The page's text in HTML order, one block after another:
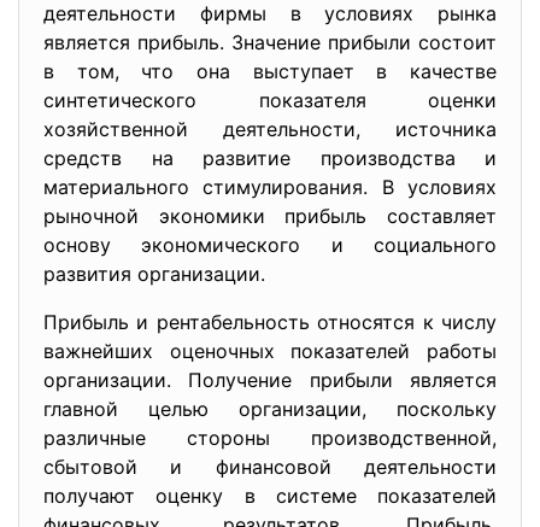
деятельности фирмы в условиях рынка
является прибыль. Значение прибыли состоит
в том, что она выступает в качестве
синтетического показателя оценки
хозяйственной деятельности, источника
средств на развитие производства и
материального стимулирования. В условиях
рыночной экономики прибыль составляет
основу экономического и социального
развития организации.
Прибыль и рентабельность относятся к числу
важнейших оценочных показателей работы
организации. Получение прибыли является
главной целью организации, поскольку
различные стороны производственной,
сбытовой и финансовой деятельности
получают оценку в системе показателей